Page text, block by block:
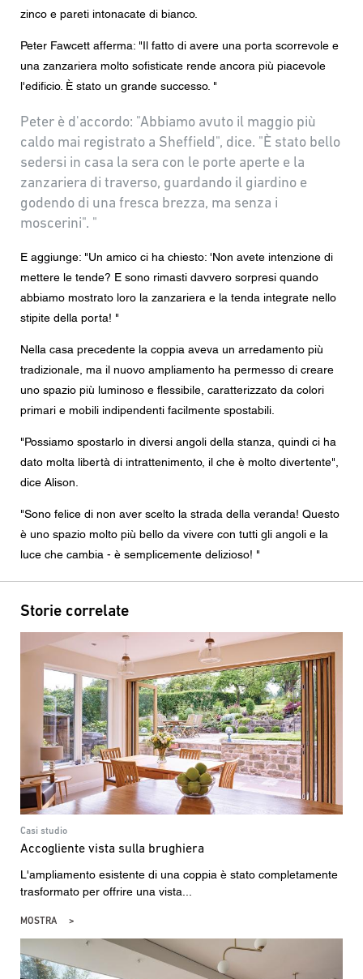
zinco e pareti intonacate di bianco.
Peter Fawcett afferma: "Il fatto di avere una porta scorrevole e
una zanzariera molto sofisticate rende ancora più piacevole
l'edificio. È stato un grande successo. "
Peter è d'accordo: "Abbiamo avuto il maggio più
caldo mai registrato a Sheffield", dice. "È stato bello
sedersi in casa la sera con le porte aperte e la
zanzariera di traverso, guardando il giardino e
godendo di una fresca brezza, ma senza i
moscerini". "
E aggiunge: "Un amico ci ha chiesto: 'Non avete intenzione di
mettere le tende? E sono rimasti davvero sorpresi quando
abbiamo mostrato loro la zanzariera e la tenda integrate nello
stipite della porta! "
Nella casa precedente la coppia aveva un arredamento più
tradizionale, ma il nuovo ampliamento ha permesso di creare
uno spazio più luminoso e flessibile, caratterizzato da colori
primari e mobili indipendenti facilmente spostabili.
"Possiamo spostarlo in diversi angoli della stanza, quindi ci ha
dato molta libertà di intrattenimento, il che è molto divertente",
dice Alison.
"Sono felice di non aver scelto la strada della veranda! Questo
è uno spazio molto più bello da vivere con tutti gli angoli e la
luce che cambia - è semplicemente delizioso! "
Storie correlate
Casi studio
Accogliente vista sulla brughiera
L'ampliamento esistente di una coppia è stato completamente
trasformato per offrire una vista...
MOSTRA